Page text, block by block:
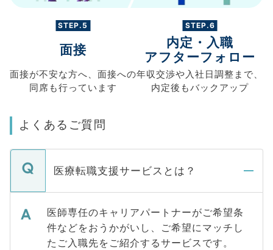
STEP.5
面接
面接が不安な方へ、 面接への
同席も行っています
STEP.6
内定・入職
アフターフォロー
年収交渉や入社日調整まで、
内定後もバックアップ
よくあるご質問
医療転職支援サービスとは？
医師専任のキャリアパートナーがご希望条
件などをおうかがいし、ご希望にマッチし
たご入職先をご紹介するサービスです。